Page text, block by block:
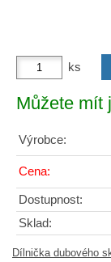
ks
Můžete mít
Výrobce:
Cena:
Dostupnost:
Sklad:
Dílnička dubového